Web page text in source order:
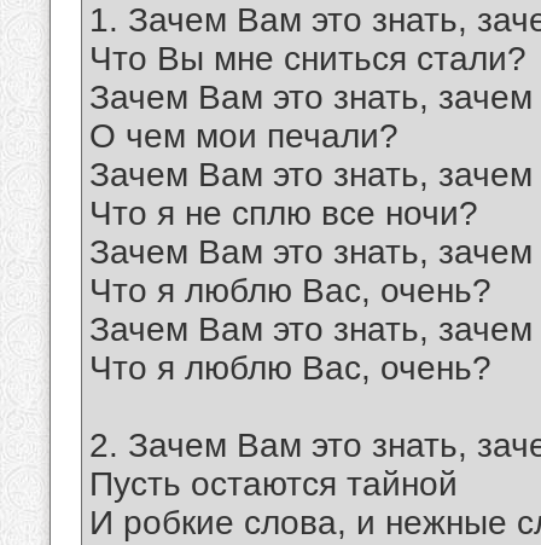
1. Зачем Вам это знать,
Что Вы мне сниться стали?
Зачем Вам это знать,
О чем мои печали?
Зачем Вам это знать,
Что я не сплю все ночи?
Зачем Вам это знать,
Что я люблю Вас, очень?
Зачем Вам это знать,
Что я люблю Вас, очень?
2. Зачем Вам это знать,
Пусть остаются тайной
И робкие слова, и нежные